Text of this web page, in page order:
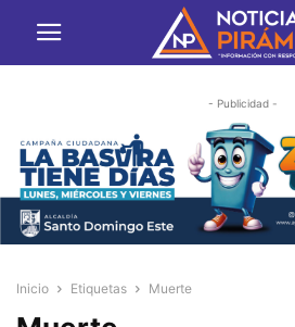
- Publicidad -
Inicio Etiquetas Muerte